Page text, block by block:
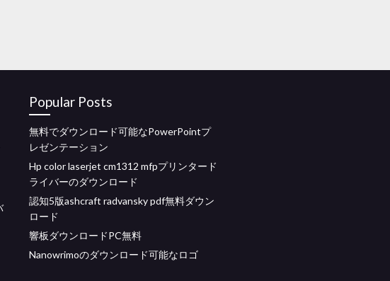
Popular Posts
無料でダウンロード可能なPowerPointプ
レゼンテーション
Hp color laserjet cm1312 mfpプリンタード
ライバーのダウンロード
認知5版ashcraft radvansky pdf無料ダウン
ロード
響板ダウンロードPC無料
Nanowrimoのダウンロード可能なロゴ